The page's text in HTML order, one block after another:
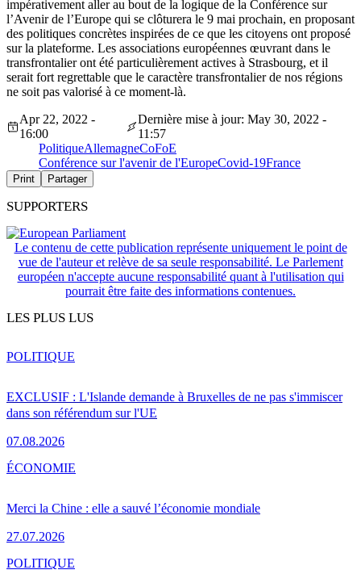
impérativement aller au bout de la logique de la Conférence sur
l’Avenir de l’Europe qui se clôturera le 9 mai prochain, en proposant
des politiques concrètes inspirées de ce que les citoyens ont proposé
sur la plateforme. Les associations européennes œuvrant dans le
transfrontalier ont été particulièrement actives à Strasbourg, et il
serait fort regrettable que le caractère transfrontalier de nos régions
ne soit pas valorisé à ce moment-là.
Apr 22, 2022 -
16:00
Dernière mise à jour: May 30, 2022 -
11:57
PolitiqueAllemagneCoFoE
Conférence sur l'avenir de l'EuropeCovid-19France
Print Partager
SUPPORTERS
Le contenu de cette publication représente uniquement le point de
vue de l'auteur et relève de sa seule responsabilité. Le Parlement
européen n'accepte aucune responsabilité quant à l'utilisation qui
pourrait être faite des informations contenues.
LES PLUS LUS
EXCLUSIF : L'Islande demande à Bruxelles de ne pas s'immiscer
dans son référendum sur l'UE
07.08.2026
POLITIQUE
Merci la Chine : elle a sauvé l’économie mondiale
27.07.2026
ÉCONOMIE
POLITIQUE